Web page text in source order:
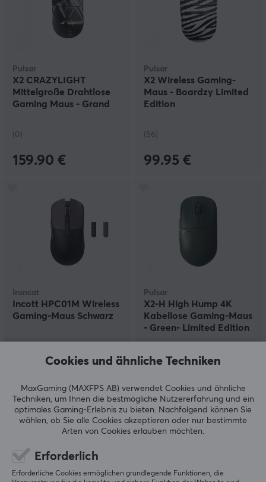
Pulsar
X2 CRAZYLIGHT
Mittelgroße Drahtlose
Gaming Maus - Grand
(0)
159.90 €
Pulsar
X2 Wireless Gaming-
Maus - Boardzy Limited
Edition
(56)
99.95 €
Ironcat
Incott HPC01M Wireless
Gaming-Maus Schwarz
86.39 €
Pulsar
X2-H High Hump 4K
Kabellose Gaming-Maus
- Green- Limited Edition
(17)
129.95 €
Cookies und ähnliche Techniken
MaxGaming (MAXFPS AB) verwendet Cookies und ähnliche
Techniken, um Ihnen die bestmögliche Nutzererfahrung und ein
optimales Gaming-Erlebnis zu bieten.
Nachfolgend können Sie
wählen, ob Sie alle Cookies akzeptieren oder nur bestimmte
Arten von Cookies erlauben möchten.
Erforderlich
Erforderliche Cookies ermöglichen grundlegende Funktionen, die